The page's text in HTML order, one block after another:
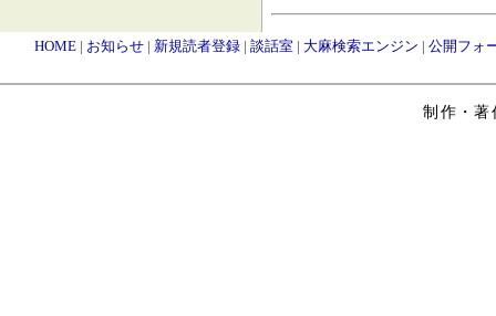
HOME | お知らせ | 新規読者登録 | 談話室 | 大麻検索エンジン | 公開フォ
制作・